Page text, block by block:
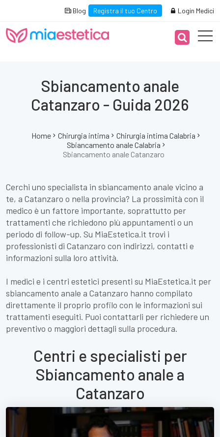
Blog Registra il tuo Centro Login Medici
Sbiancamento anale
Catanzaro - Guida 2026
Home Chirurgia intima
Chirurgia intima Calabria
Sbiancamento anale Calabria
Sbiancamento anale Catanzaro
Cerchi uno specialista in sbiancamento anale vicino a
te, a Catanzaro o nella provincia? La prossimità con il
medico è un fattore importante, soprattutto per
trattamenti che richiedono più appuntamenti o un
periodo di follow-up. Su MiaEstetica.it trovi i
professionisti di Catanzaro con indirizzi, contatti e
informazioni sulla loro attività.
I medici e i centri estetici presenti su MiaEstetica.it per
sbiancamento anale a Catanzaro hanno compilato
direttamente il proprio profilo con le informazioni sui
trattamenti eseguiti. Puoi contattarli per richiedere un
preventivo o maggiori dettagli sulla procedura.
Centri e specialisti per
Sbiancamento anale a
Catanzaro